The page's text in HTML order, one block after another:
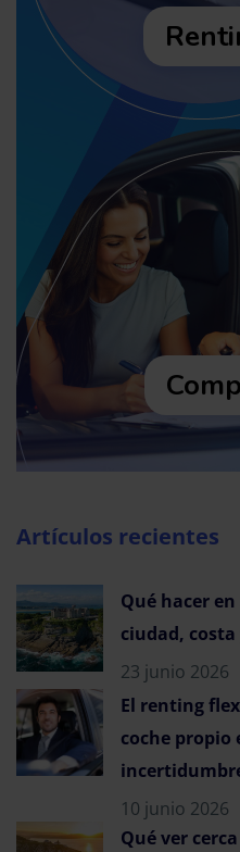
Artículos recientes
Qué hacer
ciudad,
23 junio 2026
El renting
coche propio
10 junio 2026
Qué ver